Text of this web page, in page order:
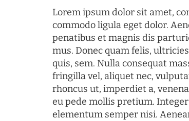
Lorem ipsum dolor sit amet,
commodo ligula eget dolor.
penatibus et magnis dis
mus. Donec quam felis,
quis, sem. Nulla consequat
fringilla vel, aliquet nec,
rhoncus ut, imperdiet a,
eu pede mollis pretium.
elementum semper nisi.